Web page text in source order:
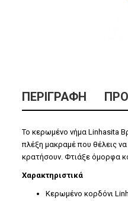
ΠΕΡΙΓΡΑΦΉ
Το κερωμένο νήμα Linhasita
πλέξη μακραμέ που θέλεις
κρατήσουν. Φτιάξε όμορφα
Χαρακτηριστικά
Κερωμένο κορδόνι